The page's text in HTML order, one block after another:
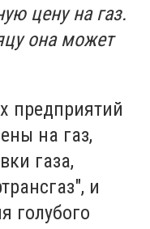
цену на газ.
она может
предприятий
на газ,
газа,
и
голубого